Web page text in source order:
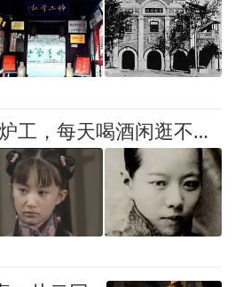
“懒婆娘”下嫁锅炉工，每天喝酒闲逛不干活，44年后才知是小凤仙